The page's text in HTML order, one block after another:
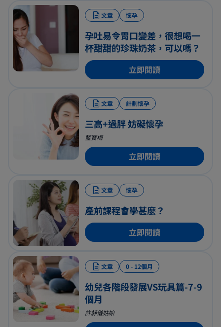
文章 懷孕
孕吐易令胃口變差，很想喝一
杯甜甜的珍珠奶茶，可以嗎？
立即閱讀
文章 計劃懷孕
三高+過胖 妨礙懷孕
藍寶梅
立即閱讀
文章 懷孕
產前課程會學甚麼？
立即閱讀
文章 0 - 12個月
幼兒各階段發展VS玩具篇-7-9
個月
許靜儀姑娘